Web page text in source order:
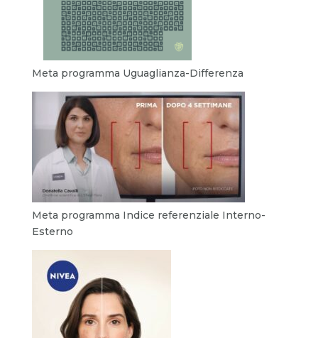
Meta programma Uguaglianza-Differenza
Meta programma Indice referenziale Interno-
Esterno